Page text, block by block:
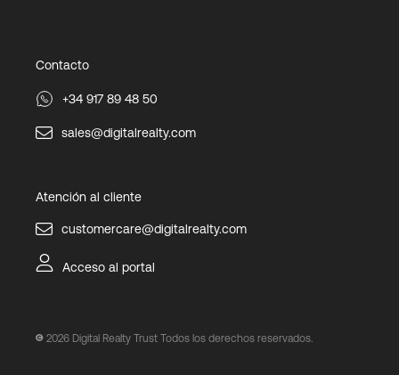
Contacto
+34 917 89 48 50
sales@digitalrealty.com
Atención al cliente
customercare@digitalrealty.com
Acceso al portal
2026 Digital Realty Trust Todos los derechos reservados.